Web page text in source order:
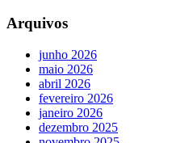
Arquivos
junho 2026
maio 2026
abril 2026
fevereiro 2026
janeiro 2026
dezembro 2025